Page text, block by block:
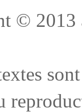
© 2013